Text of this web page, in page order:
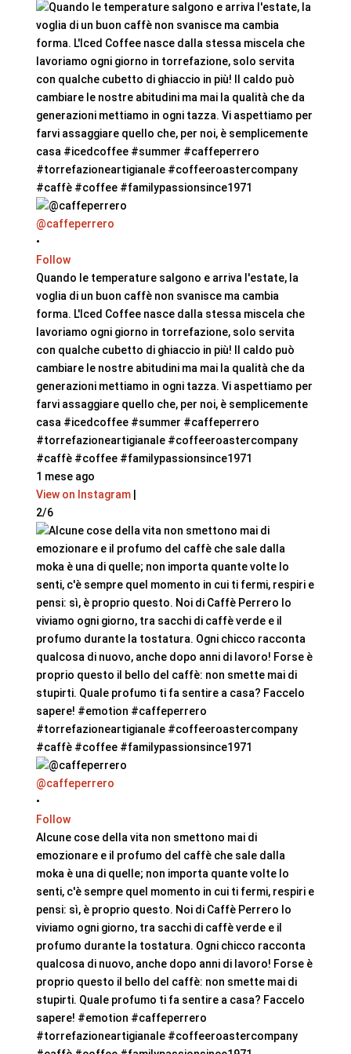
@caffeperrero
•
Follow
Quando le temperature salgono e arriva l'estate, la
voglia di un buon caffè non svanisce ma cambia
forma. L'Iced Coffee nasce dalla stessa miscela che
lavoriamo ogni giorno in torrefazione, solo servita
con qualche cubetto di ghiaccio in più! Il caldo può
cambiare le nostre abitudini ma mai la qualità che da
generazioni mettiamo in ogni tazza. Vi aspettiamo per
farvi assaggiare quello che, per noi, è semplicemente
casa #icedcoffee #summer #caffeperrero
#torrefazioneartigianale #coffeeroastercompany
#caffè #coffee #familypassionsince1971
1 mese ago
View on Instagram
2/6
@caffeperrero
•
Follow
Alcune cose della vita non smettono mai di
emozionare e il profumo del caffè che sale dalla
moka è una di quelle; non importa quante volte lo
senti, c'è sempre quel momento in cui ti fermi, respiri e
pensi: sì, è proprio questo. Noi di Caffè Perrero lo
viviamo ogni giorno, tra sacchi di caffè verde e il
profumo durante la tostatura. Ogni chicco racconta
qualcosa di nuovo, anche dopo anni di lavoro! Forse è
proprio questo il bello del caffè: non smette mai di
stupirti. Quale profumo ti fa sentire a casa? Faccelo
sapere! #emotion #caffeperrero
#torrefazioneartigianale #coffeeroastercompany